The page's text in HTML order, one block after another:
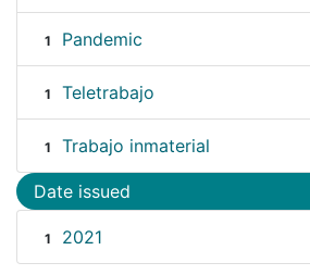
1 Pandemic
1 Teletrabajo
1 Trabajo inmaterial
Date issued
1 2021